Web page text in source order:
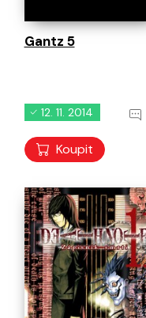
Gantz 5
12. 11. 2014
Koupit